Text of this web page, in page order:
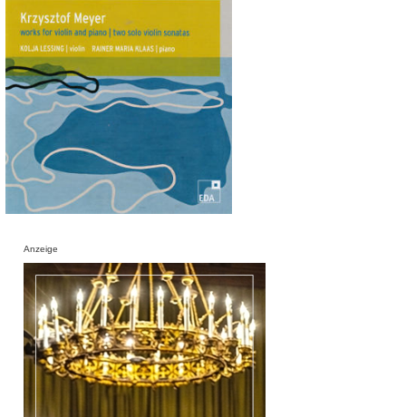
Anzeige